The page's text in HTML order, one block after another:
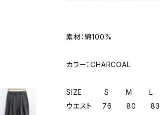
素材：綿100%
カラー：CHARCOAL
SIZE S M L
ウエスト 76 80 83